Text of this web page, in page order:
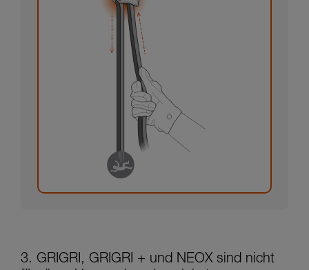
3. GRIGRI, GRIGRI + und NEOX sind nicht